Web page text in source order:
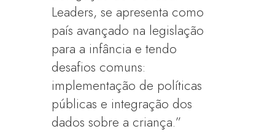
Leaders, se apresenta como
país avançado na legislação
para a infância e tendo
desafios comuns:
implementação de políticas
públicas e integração dos
dados sobre a criança.”